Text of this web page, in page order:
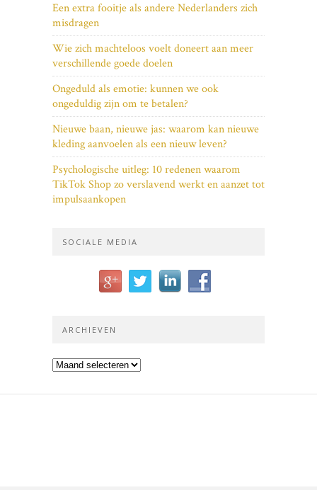
Een extra fooitje als andere Nederlanders zich
misdragen
Wie zich machteloos voelt doneert aan meer
verschillende goede doelen
Ongeduld als emotie: kunnen we ook
ongeduldig zijn om te betalen?
Nieuwe baan, nieuwe jas: waarom kan nieuwe
kleding aanvoelen als een nieuw leven?
Psychologische uitleg: 10 redenen waarom
TikTok Shop zo verslavend werkt en aanzet tot
impulsaankopen
SOCIALE MEDIA
ARCHIEVEN
Archieven